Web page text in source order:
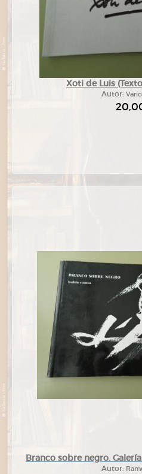
Xoti de Luis
Autor:
Branco sobre negro.
Autor: